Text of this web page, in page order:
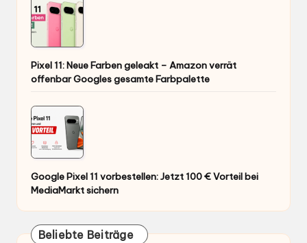
Pixel 11: Neue Farben geleakt – Amazon verrät
offenbar Googles gesamte Farbpalette
Google Pixel 11 vorbestellen: Jetzt 100 € Vorteil bei
MediaMarkt sichern
Beliebte Beiträge